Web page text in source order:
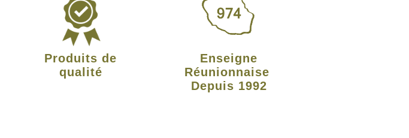
Produits de
qualité
Enseigne
Réunionnaise
Depuis 1992